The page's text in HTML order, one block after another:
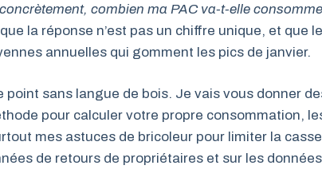
combien ma PAC va-t-elle
la réponse n’est pas un chiffre unique, et que
annuelles qui gomment les pics de janvier.
point sans langue de bois. Je vais vous donner
pour calculer votre propre consommation,
mes astuces de bricoleur pour limiter la
de retours de propriétaires et sur les